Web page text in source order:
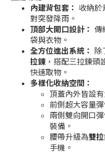
內建背包套： 收納於
對突發降雨。
頂部大開口設計： 傳
袋與衣物。
全方位進出系統： 除
拉鍊 ，搭配三拉鍊
快速取物。
多樣化收納空間：
頂蓋內外皆設
前側超大容量
兩側雙向開口
裝備。
腰帶升級為雙
手機。